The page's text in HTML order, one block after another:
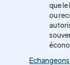
que
ou